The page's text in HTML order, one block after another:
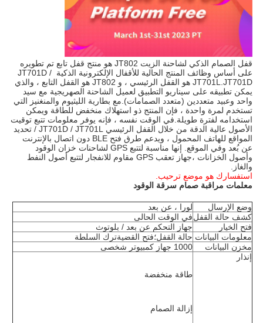
على أساس وظائف المنتج الحالية للأقفال الإلكترونية الذكية JT701D /
عن بُعد وفي الموقع.
وأصول الخزانات ،
والغاز.
استفسارك هو موضع ترحيب.
معلمات مراقبة صمام سرقة الوقود
وضع الإرسال
لورا ، عن بعد
كشف حالة القفلفي الوقت الحالى
فتح الخيار
جهاز التحكم عن بعد / بلوتوث
معلومات البيانات حالة القفل؛فتح القضيةترك السلطة
مخزن البيانات
1000 جهاز كمبيوتر شخصى
إنذار
طاقة منخفضة
إزالة الصمام